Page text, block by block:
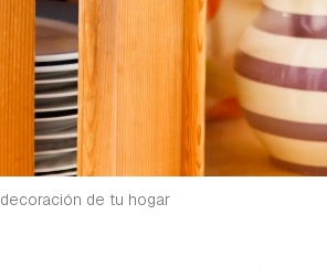
de tu hogar